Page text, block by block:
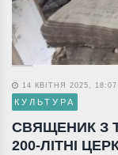
14 КВІТНЯ 2025, 18:07
КУЛЬТУРА
СВЯЩЕНИК З
200-ЛІТНІ